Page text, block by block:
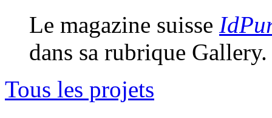
Le magazine suisse
dans sa rubrique Gallery.
Tous les projets